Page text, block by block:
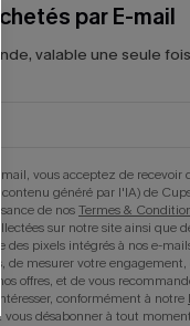
par E-mail
valable une seule
vous acceptez de recevoir
généré par l'IA) de
de nosTermes &
sur notre site ainsi que
des pixels intégrés à nos e-
de mesurer votre engagement,
offres, et de vous
conformément à notre
vous désabonner à tout